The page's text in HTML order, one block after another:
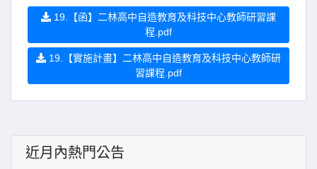
19.【函】二林高中自造教育及科技中心教師研習課
程.pdf
19.【實施計畫】二林高中自造教育及科技中心教師研
習課程.pdf
近月內熱門公告